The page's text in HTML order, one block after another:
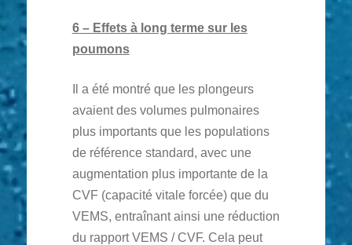
6 – Effets à long terme sur les
poumons
Il a été montré que les plongeurs
avaient des volumes pulmonaires
plus importants que les populations
de référence standard, avec une
augmentation plus importante de la
CVF (capacité vitale forcée) que du
VEMS, entraînant ainsi une réduction
du rapport VEMS / CVF. Cela peut